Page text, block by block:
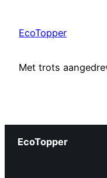
EcoTopper
Met trots
EcoTopper